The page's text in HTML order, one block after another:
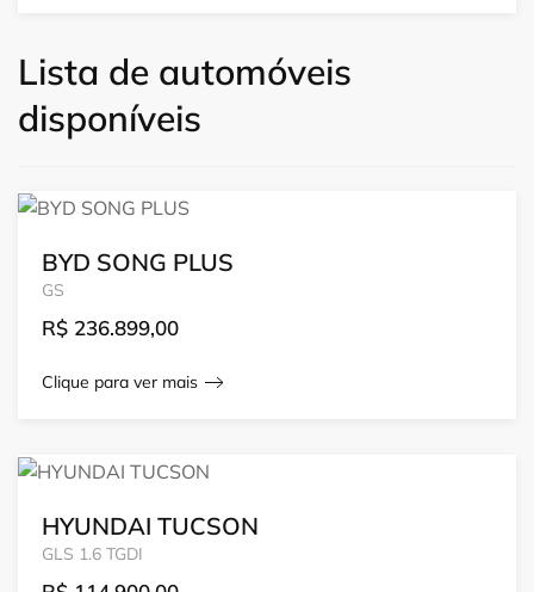
Lista de automóveis
disponíveis
BYD SONG PLUS
GS
R$ 236.899,00
Clique para ver mais
HYUNDAI TUCSON
GLS 1.6 TGDI